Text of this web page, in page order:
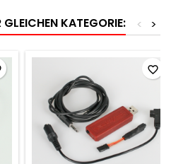
GLEICHEN KATEGORIE: >
<
favorite_border